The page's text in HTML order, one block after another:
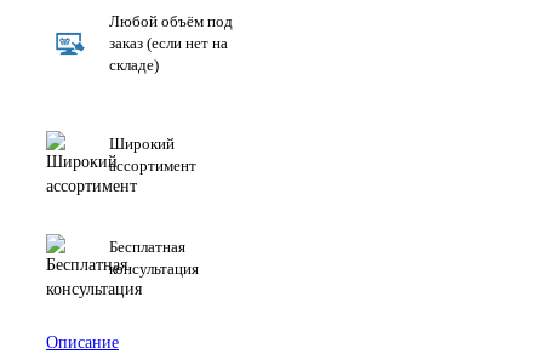
Любой объём под
заказ (если нет на
складе)
Широкий
ассортимент
Бесплатная
консультация
Описание